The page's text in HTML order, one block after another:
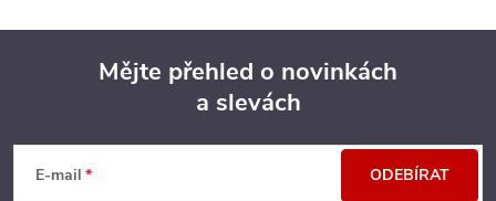
Mějte přehled o novinkách
a slevách
E-mail ODEBÍRAT